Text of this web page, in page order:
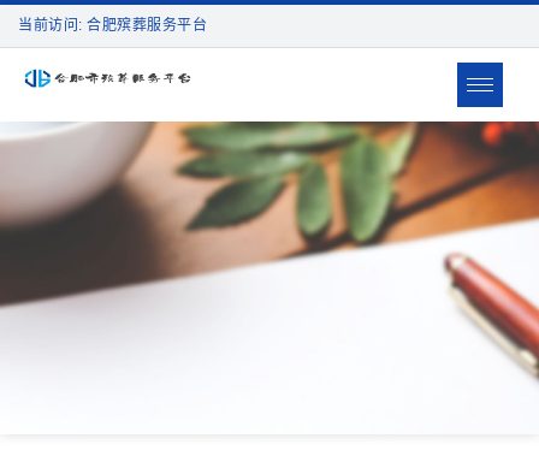
当前访问: 合肥殡葬服务平台
Toggle